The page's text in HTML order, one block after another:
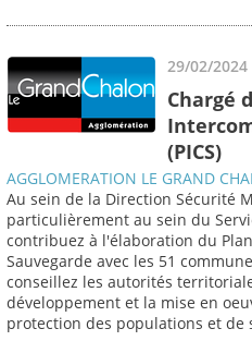
29/02/2024
Chargé
(PICS)
AGGLOMERATION LE GRAND
Au sein de la Direction Sécurité
particulièrement au sein du
contribuez à l'élaboration du
Sauvegarde avec les 51
conseillez les autorités
développement et la mise en
protection des populations et de